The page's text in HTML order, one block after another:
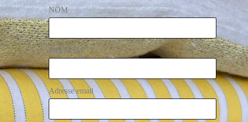
NOM
PRENOM
Adresse email